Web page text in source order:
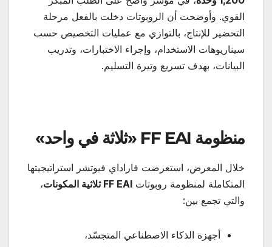
القوي. وأوضحت أن الروبوتات دخلت بالفعل مرحلة
التحضير للإنتاج، بالتوازي مع عمليات التخصيص حسب
سيناريوهات الاستخدام، وإجراء الاختبارات، وتدريب
البيانات، بهدف تسريع وتيرة التسليم.
منظومة ثلاثة في واحد»
خلال المعرض، استعرضت فاراداي فيوتشر استراتيجيتها
المتكاملة لمنظومة روبوتات FF EAI ثلاثية المكونات،
والتي تجمع بين:
أجهزة الذكاء الاصطناعي المتجسّد،